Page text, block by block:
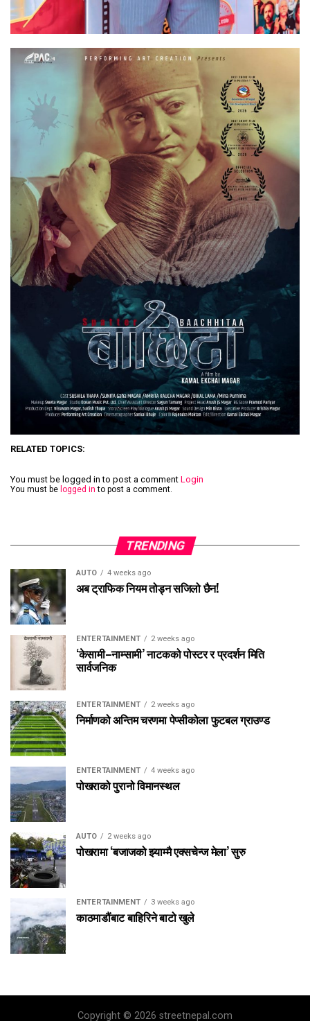
RELATED TOPICS:
You must be logged in to post a comment Login
You must be logged in to post a comment.
TRENDING
AUTO 4 weeks ago
अब ट्राफिक नियम तोड्न सजिलो छैन!
ENTERTAINMENT 2 weeks ago
‘केसामी–नाम्सामी’ नाटकको पोस्टर र प्रदर्शन मिति
सार्वजनिक
ENTERTAINMENT 2 weeks ago
निर्माणको अन्तिम चरणमा पेप्सीकोला फुटबल ग्राउण्ड
ENTERTAINMENT 4 weeks ago
पोखराको पुरानो विमानस्थल
AUTO 2 weeks ago
पोखरामा ‘बजाजको झ्याम्मै एक्सचेन्ज मेला’ सुरु
ENTERTAINMENT 3 weeks ago
काठमाडौंबाट बाहिरिने बाटो खुले
Copyright © 2026 streetnepal.com